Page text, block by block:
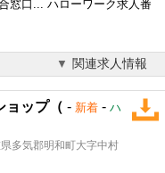
窓口... ハローワーク求人番
関連求人情報
ョップ（ - 新着 - ハ
多気郡明和町大字中村